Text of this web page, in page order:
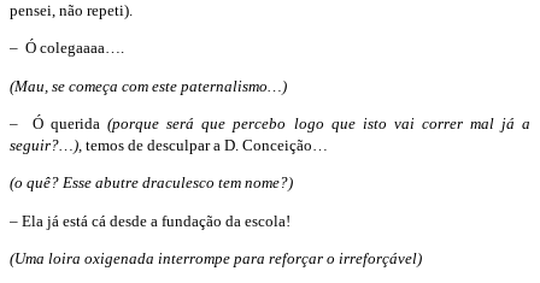
pensei, não repeti).
– Ó colegaaaa….
(Mau, se começa com este paternalismo…)
– Ó querida(porque será que percebo logo que isto vai correr mal já a
seguir?…), temos de desculpar a D. Conceição…
(o quê? Esse abutre draculesco tem nome?)
– Ela já está cá desde a fundação da escola!
(Uma loira oxigenada interrompe para reforçar o irreforçável)